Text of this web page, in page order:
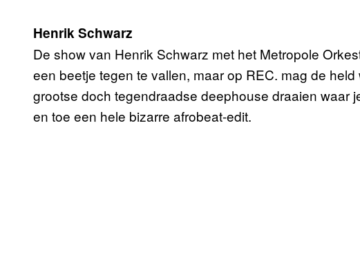
Henrik Schwarz
De show van Henrik Schwarz met het Metropole
een beetje tegen te vallen, maar op REC. mag de
grootse doch tegendraadse deephouse draaien waar
en toe een hele bizarre afrobeat-edit.